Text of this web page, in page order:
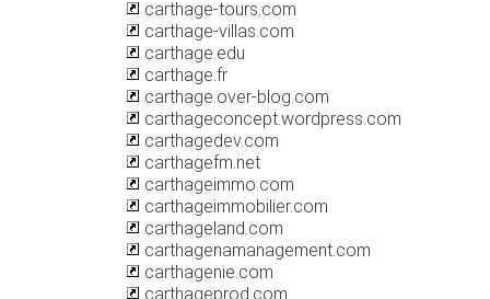
carthage-tours.com
carthage-villas.com
carthage.edu
carthage.fr
carthage.over-blog.com
carthageconcept.wordpress.com
carthagedev.com
carthagefm.net
carthageimmo.com
carthageimmobilier.com
carthageland.com
carthagenamanagement.com
carthagenie.com
carthageprod.com